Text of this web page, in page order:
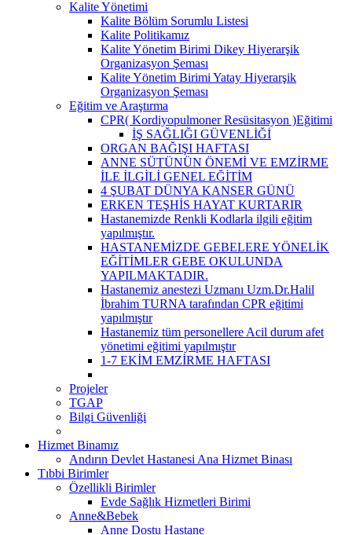
Kalite Yönetimi
Kalite Bölüm Sorumlu Listesi
Kalite Politikamız
Kalite Yönetim Birimi Dikey Hiyerarşik
Organizasyon Şeması
Kalite Yönetim Birimi Yatay Hiyerarşik
Organizasyon Şeması
Eğitim ve Araştırma
CPR( Kordiyopulmoner Resüsitasyon )Eğitimi
İŞ SAĞLIĞI GÜVENLİĞİ
ORGAN BAĞIŞI HAFTASI
ANNE SÜTÜNÜN ÖNEMİ VE EMZİRME
İLE İLGİLİ GENEL EĞİTİM
4 ŞUBAT DÜNYA KANSER GÜNÜ
ERKEN TEŞHİS HAYAT KURTARIR
Hastanemizde Renkli Kodlarla ilgili eğitim
yapılmıştır.
HASTANEMİZDE GEBELERE YÖNELİK
EĞİTİMLER GEBE OKULUNDA
YAPILMAKTADIR.
Hastanemiz anestezi Uzmanı Uzm.Dr.Halil
İbrahim TURNA tarafından CPR eğitimi
yapılmıştır
Hastanemiz tüm personellere Acil durum afet
yönetimi eğitimi yapılmıştır
1-7 EKİM EMZİRME HAFTASI
Projeler
TGAP
Bilgi Güvenliği
Hizmet Binamız
Andırın Devlet Hastanesi Ana Hizmet Binası
Tıbbi Birimler
Özellikli Birimler
Evde Sağlık Hizmetleri Birimi
Anne&Bebek
Anne Dostu Hastane